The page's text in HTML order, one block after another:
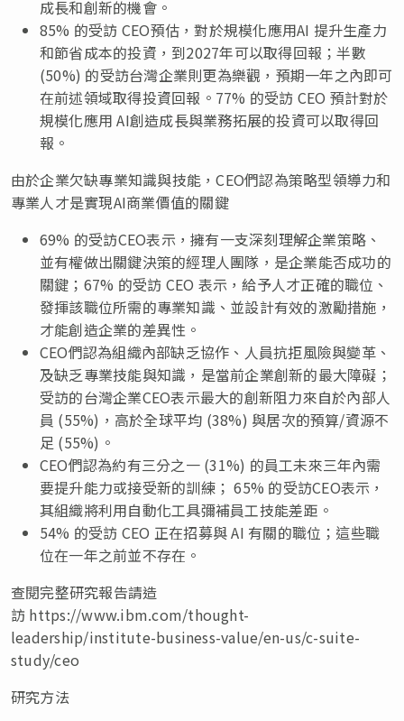
成長和創新的機會。
85% 的受訪 CEO預估，對於規模化應用AI 提升生產力
和節省成本的投資，到2027年可以取得回報；半數
(50%) 的受訪台灣企業則更為樂觀，預期一年之內即可
在前述領域取得投資回報。77% 的受訪 CEO 預計對於
規模化應用 AI創造成長與業務拓展的投資可以取得回
報。
由於企業欠缺專業知識與技能，CEO們認為策略型領導力和
專業人才是實現AI商業價值的關鍵
69% 的受訪CEO表示，擁有一支深刻理解企業策略、
並有權做出關鍵決策的經理人團隊，是企業能否成功的
關鍵；67% 的受訪 CEO 表示，給予人才正確的職位、
發揮該職位所需的專業知識、並設計有效的激勵措施，
才能創造企業的差異性。
CEO們認為組織內部缺乏協作、人員抗拒風險與變革、
及缺乏專業技能與知識，是當前企業創新的最大障礙；
受訪的台灣企業CEO表示最大的創新阻力來自於內部人
員 (55%)，高於全球平均 (38%) 與居次的預算/資源不
足 (55%)。
CEO們認為約有三分之一 (31%) 的員工未來三年內需
要提升能力或接受新的訓練； 65% 的受訪CEO表示，
其組織將利用自動化工具彌補員工技能差距。
54% 的受訪 CEO 正在招募與 AI 有關的職位；這些職
位在一年之前並不存在。
查閱完整研究報告請造
訪 https://www.ibm.com/thought-
leadership/institute-business-value/en-us/c-suite-
study/ceo
研究方法